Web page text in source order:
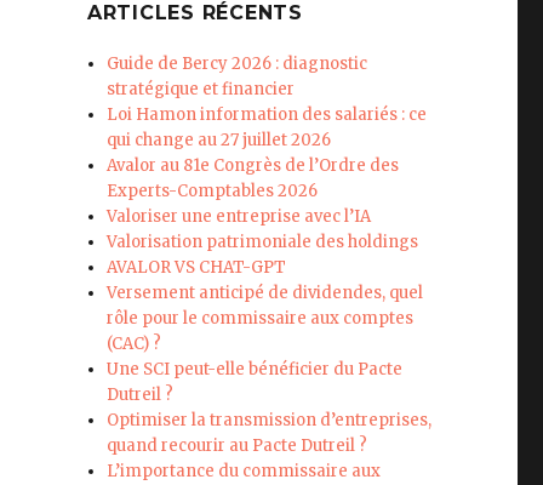
ARTICLES RÉCENTS
Guide de Bercy 2026 : diagnostic
stratégique et financier
Loi Hamon information des salariés : ce
qui change au 27 juillet 2026
Avalor au 81e Congrès de l’Ordre des
Experts-Comptables 2026
Valoriser une entreprise avec l’IA
Valorisation patrimoniale des holdings
AVALOR VS CHAT-GPT
Versement anticipé de dividendes, quel
rôle pour le commissaire aux comptes
(CAC) ?
Une SCI peut-elle bénéficier du Pacte
Dutreil ?
Optimiser la transmission d’entreprises,
quand recourir au Pacte Dutreil ?
L’importance du commissaire aux